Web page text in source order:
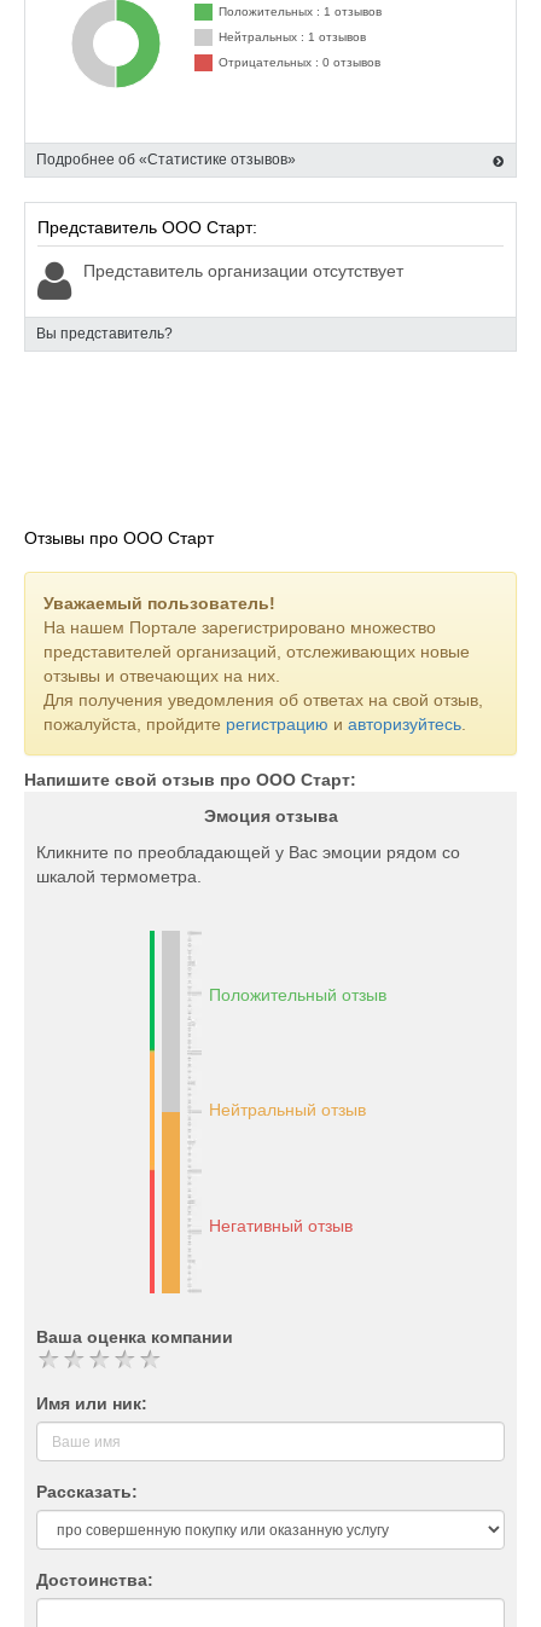
подобрать оптимальные условия для утилизации вашего
Телефон: +7 (495) 662-59-70
Телефон: +7 (925) 748-75-01
Положительных : 1 отзывов
Нейтральных : 1 отзывов
Отрицательных : 0 отзывов
Подробнее об «Статистике отзывов»
Представитель ООО Старт:
Представитель организации отсутствует
Вы представитель?
Отзывы про ООО Старт
Уважаемый пользователь!
На нашем Портале зарегистрировано множество
представителей организаций, отслеживающих новые
отзывы и отвечающих на них.
Для получения уведомления об ответах на свой отзыв,
пожалуйста, пройдите регистрацию и авторизуйтесь
Напишите свой отзыв про ООО Старт:
Эмоция отзыва
Кликните по преобладающей у Вас эмоции рядом со
шкалой термометра.
Положительный отзыв
Нейтральный отзыв
Негативный отзыв
Ваша оценка компании
Имя или ник:
Рассказать:
Достоинства: